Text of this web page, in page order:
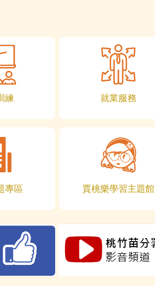
練 就業服務
專區 賈桃樂學習主題館